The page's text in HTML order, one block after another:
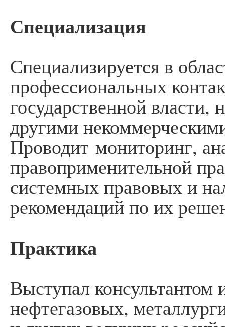
Специализация
Специализируется в
профессиональных
государственной
другими
Проводит мониторинг,
правоприменительной
системных правовых и
рекомендаций по их
Практика
Выступал консультантом
нефтегазовых,